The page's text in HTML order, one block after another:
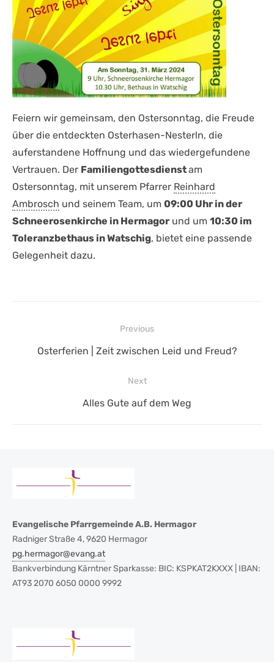
Feiern wir gemeinsam, den Ostersonntag, die Freude
über die entdeckten Osterhasen-Nesterln, die
auferstandene Hoffnung und das wiedergefundene
Vertrauen. Der Familiengottesdienstam
Ostersonntag, mit unserem Pfarrer Reinhard
Ambrosch und seinem Team, um 09:00 Uhr in der
Schneerosenkirche in Hermagor und um 10:30 im
Toleranzbethaus in Watschig, bietet eine passende
Gelegenheit dazu.
Beitragsnavigation
Previous
Previous
Osterferien | Zeit zwischen Leid und Freud?
Next
Next
Alles Gute auf dem Weg
Evangelische Pfarrgemeinde A.B. Hermagor
Radniger Straße 4, 9620 Hermagor
pg.hermagor@evang.at
Bankverbindung Kärntner Sparkasse: BIC: KSPKAT2KXXX | IBAN:
AT93 2070 6050 0000 9992